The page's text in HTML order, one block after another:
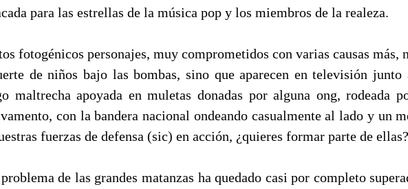
para las estrellas de la música pop y los miembros de la realeza.
fotogénicos personajes, muy comprometidos con varias causas más,
de niños bajo las bombas, sino que aparecen en televisión junto
maltrecha apoyada en muletas donadas por alguna ong, rodeada
con la bandera nacional ondeando casualmente al lado y un
fuerzas de defensa (sic) en acción, ¿quieres formar parte de
de las grandes matanzas ha quedado casi por completo